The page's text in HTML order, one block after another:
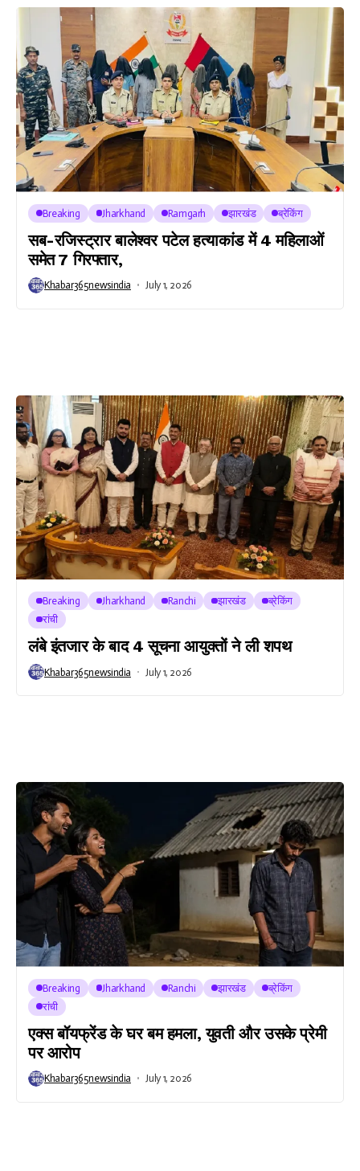
Breaking Jharkhand Ramgarh झारखंड ब्रेकिंग
सब-रजिस्ट्रार बालेश्वर पटेल हत्याकांड में 4 महिलाओं
समेत 7 गिरफ्तार,
Khabar365newsindia July 1, 2026
Breaking Jharkhand Ranchi झारखंड
ब्रेकिंग
रांची
लंबे इंतजार के बाद 4 सूचना आयुक्तों ने ली शपथ
Khabar365newsindia July 1, 2026
Breaking Jharkhand Ranchi झारखंड
ब्रेकिंग
रांची
एक्स बॉयफ्रेंड के घर बम हमला, युवती और उसके प्रेमी
पर आरोप
Khabar365newsindia July 1, 2026